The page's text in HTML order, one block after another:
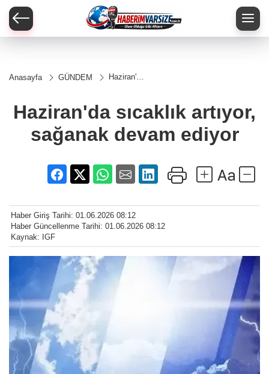
Anasayfa GÜNDEM
Haziran'da
devam
Haziran'da sıcaklık artıyor,
sağanak devam ediyor
Haber Giriş Tarihi: 01.06.2026 08:12
Haber Güncellenme Tarihi: 01.06.2026 08:12
Kaynak: IGF